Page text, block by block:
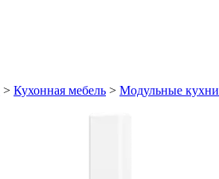
> Кухонная мебель > Модульные кухни